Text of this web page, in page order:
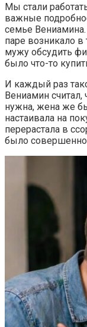
Мы стали
важные
семье
паре возникало в
мужу обсудить
было что-то
И каждый раз
Вениамин
нужна, жена же
настаивала на
перерастала в
было совершенно